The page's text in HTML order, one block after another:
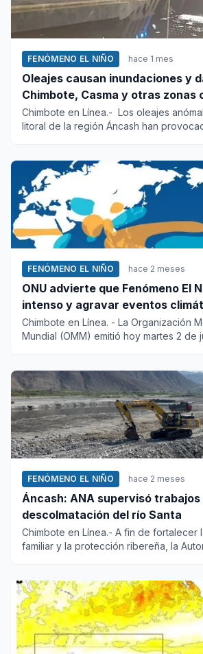
FENÓMENO EL NIÑO hace 1 mes
Oleajes causan inundaciones y
Chimbote, Casma y otras zonas
región Áncash
Chimbote en Línea.- Los oleajes
litoral de la región Áncash han
FENÓMENO EL NIÑO hace 2 meses
ONU advierte que Fenómeno El
intenso y agravar eventos
Chimbote en Línea. - La Organización
Mundial (OMM) emitió hoy martes 2 de
FENÓMENO EL NIÑO hace 2 meses
Áncash: ANA supervisó trabajos
descolmatación del río Santa
Chimbote en Línea.- A fin de fortalecer
familiar y la protección ribereña, la